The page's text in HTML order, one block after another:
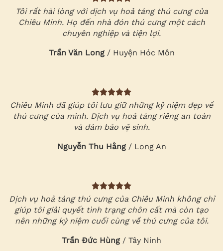
Tôi rất hài lòng với dịch vụ hoả táng thú cưng của
Chiêu Minh. Họ đến nhà đón thú cưng một cách
chuyên nghiệp và tiện lợi.
Trần Văn Long / Huyện Hóc Môn
Chiêu Minh đã giúp tôi lưu giữ những kỷ niệm đẹp về
thú cưng của mình. Dịch vụ hoả táng riêng an toàn
và đảm bảo vệ sinh.
Nguyễn Thu Hằng / Long An
Dịch vụ hoả táng thú cưng của Chiêu Minh không chỉ
giúp tôi giải quyết tình trạng chôn cất mà còn tạo
nên những kỷ niệm cuối cùng về thú cưng của tôi.
Trần Đức Hùng / Tây Ninh